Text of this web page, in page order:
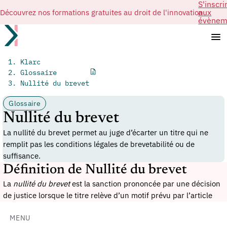
Découvrez nos formations gratuites au droit de l'innovationaux
MENU
Klarc
Glossaire
Nullité du brevet
Glossaire
Nullité du brevet
La nullité du brevet permet au juge d’écarter un titre qui ne
remplit pas les conditions légales de brevetabilité ou de
suffisance.
Définition de Nullité du brevet
La nullité du brevetest la sanction prononcée par une décision
de justice lorsque le titre relève d’un motif prévu par l’article
description, extension indue ou protection accrue après